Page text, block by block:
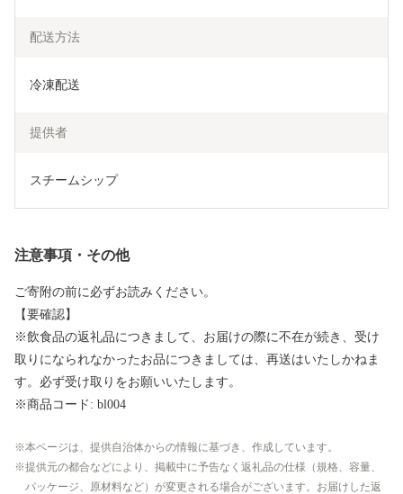
配送方法
冷凍配送
提供者
スチームシップ
注意事項・その他
ご寄附の前に必ずお読みください。
【要確認】
※飲食品の返礼品につきまして、お届けの際に不在が続き、受け
取りになられなかったお品につきましては、再送はいたしかねま
す。必ず受け取りをお願いいたします。
※商品コード: bl004
本ページは、提供自治体からの情報に基づき、作成しています。
提供元の都合などにより、掲載中に予告なく返礼品の仕様（規格、容量、
パッケージ、原材料など）が変更される場合がございます。お届けした返